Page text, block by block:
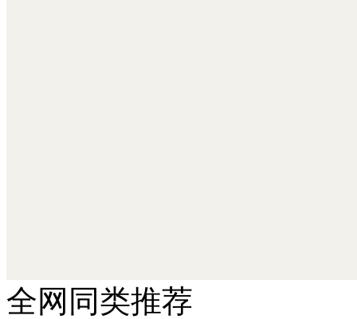
北京汉达森机械技术有限公司
全网同类推荐